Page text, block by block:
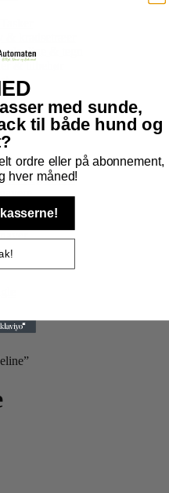
& kradsetræer
line & tegn
& tilbehør
Gnavere
til gnavere
til bur
med sunde,
til både hund og
ordre eller på abonnement,
hver måned!